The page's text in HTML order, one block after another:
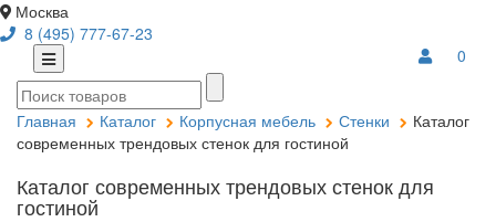
Москва
8 (495) 777-67-23
0
Главная Каталог Корпусная мебель Стенки
Каталог
современных трендовых стенок для гостиной
Каталог современных трендовых стенок для
гостиной